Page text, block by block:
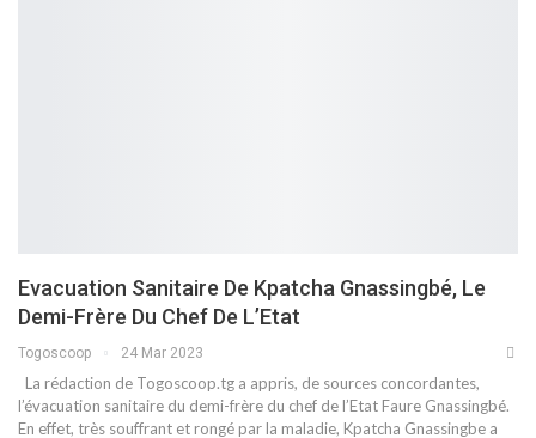
Evacuation Sanitaire De Kpatcha Gnassingbé, Le
Demi-Frère Du Chef De L’Etat
Togoscoop 24 Mar 2023
La rédaction de Togoscoop.tg a appris, de sources concordantes,
l’évacuation sanitaire du demi-frère du chef de l’Etat Faure Gnassingbé.
En effet, très souffrant et rongé par la maladie, Kpatcha Gnassingbe a